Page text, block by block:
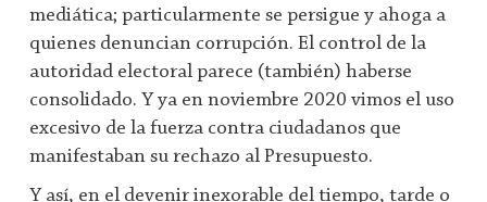
mediática; particularmente se persigue y ahoga a
quienes denuncian corrupción. El control de la
autoridad electoral parece (también) haberse
consolidado. Y ya en noviembre 2020 vimos el uso
excesivo de la fuerza contra ciudadanos que
manifestaban su rechazo al Presupuesto.
Y así, en el devenir inexorable del tiempo, tarde o